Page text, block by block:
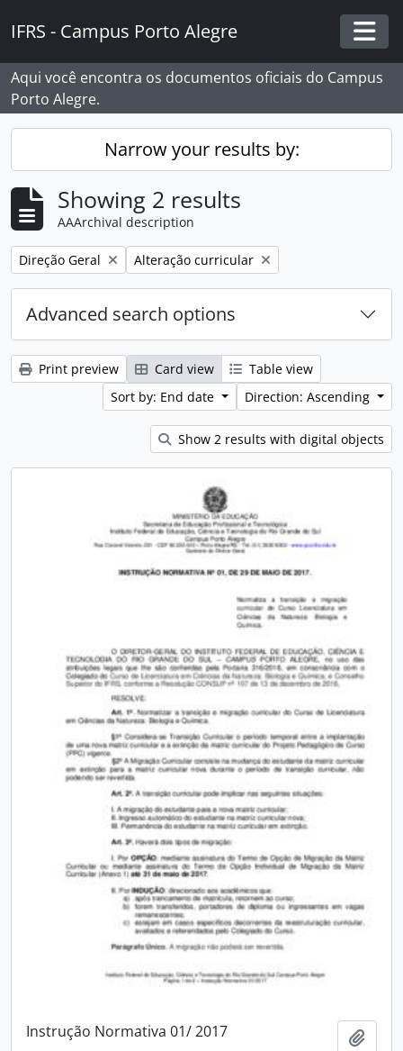
IFRS - Campus Porto Alegre
Aqui você encontra os documentos oficiais do Campus
Porto Alegre.
Narrow your results by:
Showing 2 results
AAArchival description
Remove filter:
Direção Geral Remove filter:
Alteração curricular
Advanced search options
Print preview Card view
Table view
Sort by: End date
Direction: Ascending
Show 2 results with digital objects
Instrução Normativa 01/ 2017